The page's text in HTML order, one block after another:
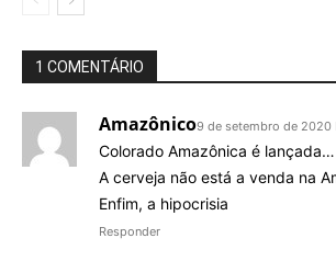
1 COMENTÁRIO
Amazônico9 de setembro de 2020
Colorado Amazônica é lançada…
A cerveja não está a venda na
Enfim, a hipocrisia
Responder